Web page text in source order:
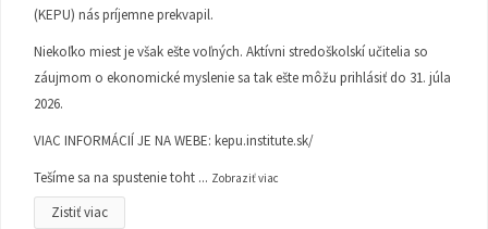
(KEPU) nás príjemne prekvapil.
Niekoľko miest je však ešte voľných. Aktívni stredoškolskí učitelia so
záujmom o ekonomické myslenie sa tak ešte môžu prihlásiť do 31. júla
2026.
VIAC INFORMÁCIÍ JE NA WEBE: kepu.institute.sk/
Tešíme sa na spustenie toht ... Zobraziť viac
Zistiť viac